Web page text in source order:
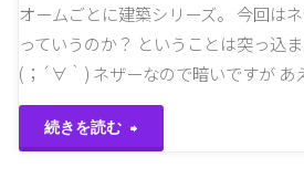
キ
ツ
オームごとに建築シリーズ。 今回は
っていうのか？ ということは突っ込
(；´∀｀) ネザーなので暗いですが あ
続きを読む